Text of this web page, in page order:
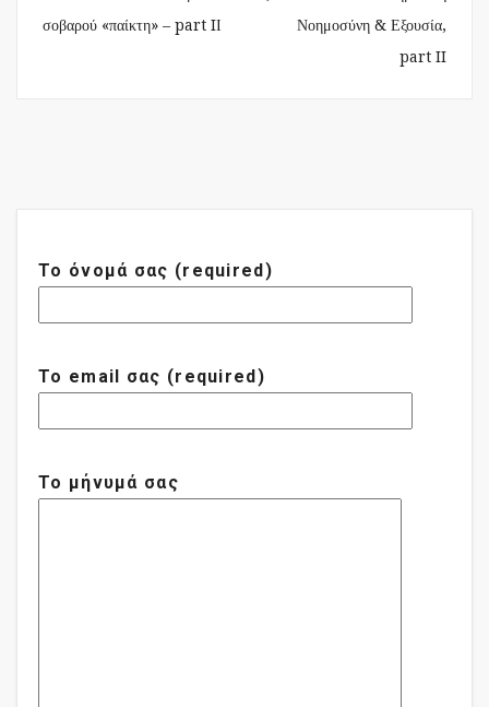
σοβαρού «παίκτη» – part IΙ
Νοημοσύνη & Εξουσία,
part II
Το όνομά σας (required)
Το email σας (required)
Το μήνυμά σας